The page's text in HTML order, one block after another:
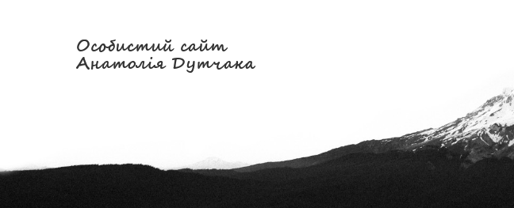
Особистий сайт
Анатолія Дутчака